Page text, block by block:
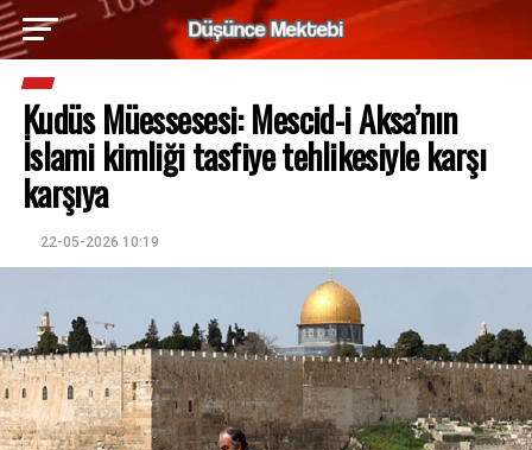
Kudüs Müessesesi: Mescid-i Aksa’nın
İslami kimliği tasfiye tehlikesiyle karşı
karşıya
22-05-2026 10:19